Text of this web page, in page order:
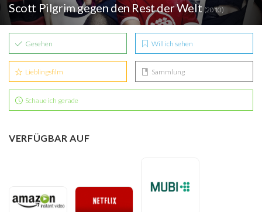
Scott Pilgrim gegen den Rest der Welt(2010)
Gesehen Will ich sehen
Lieblingsfilm Sammlung
Schaue ich gerade
VERFÜGBAR AUF